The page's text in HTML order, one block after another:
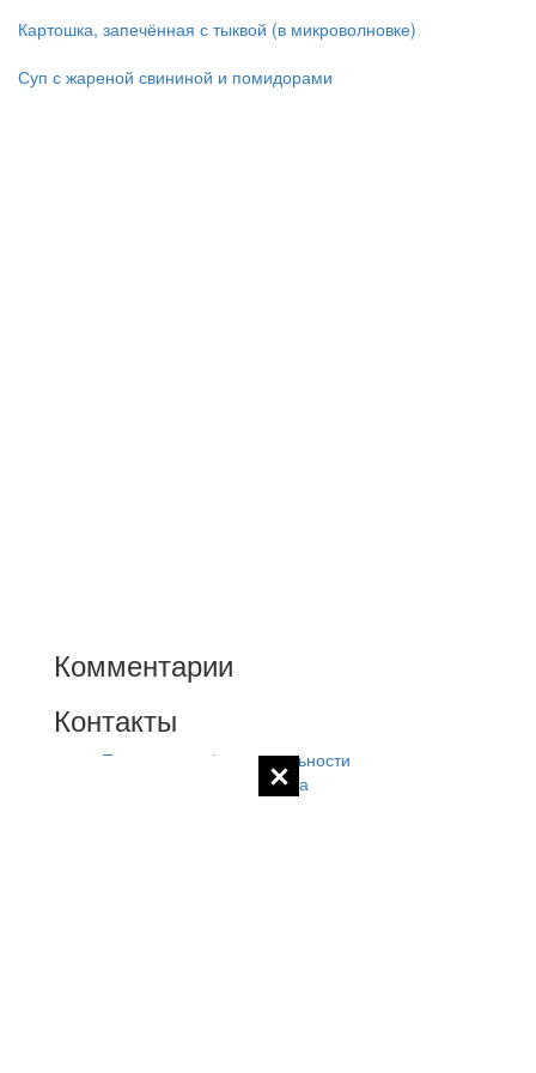
Картошка, запечённая с тыквой (в микроволновке)
Суп с жареной свининой и помидорами
Комментарии
Контакты
Политика конфиденциальности
Контакты администратора